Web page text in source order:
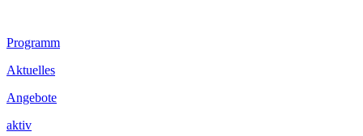
Footer
Inhalt
Programm
Aktuelles
Angebote
aktiv